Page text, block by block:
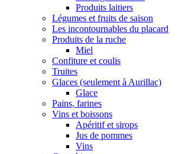
Produits laitiers
Légumes et fruits de saison
Les incontournables du placard
Produits de la ruche
Miel
Confiture et coulis
Truites
Glaces (seulement à Aurillac)
Glace
Pains, farines
Vins et boissons
Apéritif et sirops
Jus de pommes
Vins